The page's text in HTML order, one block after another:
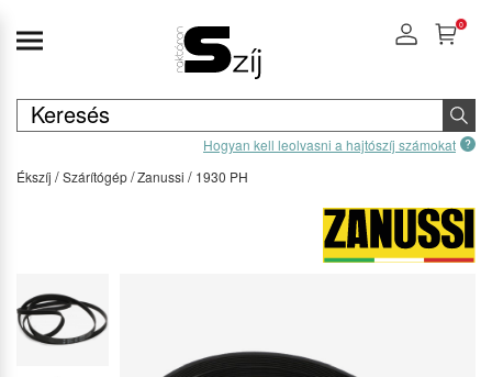
Hogyan kell leolvasni a hajtószíj számokat
0
Ékszíj Szárítógép Zanussi 1930 PH